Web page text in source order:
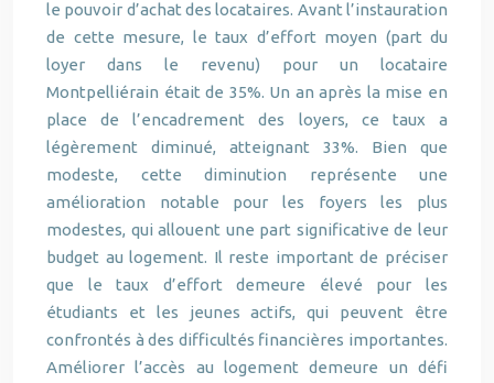
le pouvoir d’achat des locataires. Avant l’instauration
de cette mesure, le taux d’effort moyen (part du
loyer dans le revenu) pour un locataire
Montpelliérain était de 35%. Un an après la mise en
place de l’encadrement des loyers, ce taux a
légèrement diminué, atteignant 33%. Bien que
modeste, cette diminution représente une
amélioration notable pour les foyers les plus
modestes, qui allouent une part significative de leur
budget au logement. Il reste important de préciser
que le taux d’effort demeure élevé pour les
étudiants et les jeunes actifs, qui peuvent être
confrontés à des difficultés financières importantes.
Améliorer l’accès au logement demeure un défi